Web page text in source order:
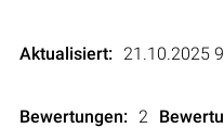
Aktualisiert: 21.10.2025
Bewertungen: 2